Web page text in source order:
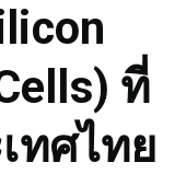
ที่
ทศไทย